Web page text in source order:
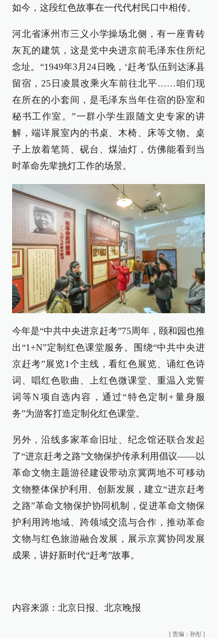
如今，这段红色故事在一代代村民口中相传。
河北省涿州市三义小学操场北侧，有一座青砖
灰瓦的建筑，这是党中央进京前毛泽东住所纪
念址。“1949年3月24日晚，‘赶考’队伍到达涿县
留宿，25日凌晨改乘火车前往北平……咱们现
在所在的小套间，是毛泽东当年住宿的卧室和
秘书工作室。”一群小学生跟随文史专家的讲
解，端详展室内的书桌、木椅、床等文物。桌
子上放着笔筒、砚台、煤油灯，仿佛能看到当
时革命先辈挑灯工作的场景。
今年是“中共中央进京赶考”75周年，颐和园也推
出“1+N”定制红色课堂服务。围绕“中共中央进
京赶考”展览1个主线，看红色展览、诵红色诗
词、唱红色歌曲、上红色微课堂、重温入党誓
词等N项自选内容，通过“特色定制+量身服
务”为游客打造定制化红色课堂。
另外，沿线多家革命旧址、纪念馆还联合发起
了“进京赶考之路”文物保护传承利用倡议——以
革命文物主题游径建设带动京冀两地不可移动
文物整体保护利用、创新发展，建立“进京赶考
之路”革命文物保护协同机制，促进革命文物保
护利用跨地域、跨领域交流与合作，推动革命
文物与红色旅游融合发展，展示京冀协同发展
成果，讲好新时代“赶考”故事。
内容来源：北京日报、北京晚报
[ 责编：孙彤 ]